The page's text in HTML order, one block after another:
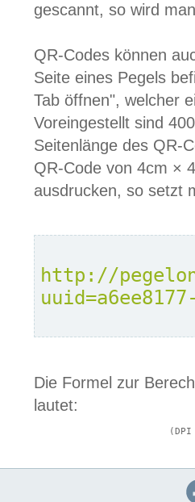
gescannt, so wird
QR-Codes können
Seite eines Pegels
Tab öffnen", welcher
Voreingestellt sind
Seitenlänge des QR-
QR-Code von 4cm ×
ausdrucken, so setzt
http://
Die Formel zur
lautet: